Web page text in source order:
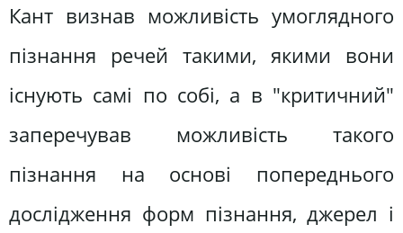
Кант визнав можливість умоглядного
пізнання речей такими, якими вони
існують самі по собі, а в "критичний"
заперечував можливість такого
пізнання на основі попереднього
дослідження форм пізнання, джерел і